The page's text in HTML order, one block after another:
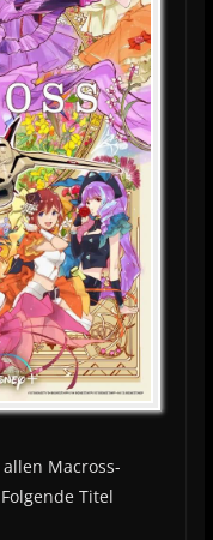
Macross-
Titel